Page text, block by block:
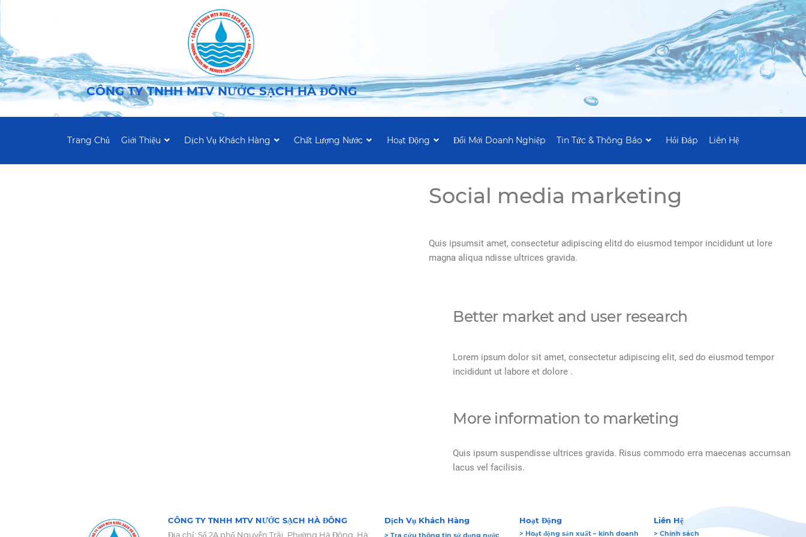
CÔNG TY TNHH MTV NƯỚC SẠCH HÀ ĐÔNG
Trang Chủ Giới Thiệu Dịch Vụ Khách Hàng Chất Lượng Nước Hoạt Động Đổi Mới Doanh Nghiệp Tin Tức & Thông Báo Hỏi Đáp Liên Hệ
Social media marketing
Quis ipsumsit amet, consectetur adipiscing elitd do eiusmod tempor incididunt ut lore
magna aliqua ndisse ultrices gravida.
Better market and user research
Lorem ipsum dolor sit amet, consectetur adipiscing elit, sed do eiusmod tempor
incididunt ut labore et dolore .
More information to marketing
Quis ipsum suspendisse ultrices gravida. Risus commodo erra maecenas accumsan
lacus vel facilisis.
CÔNG TY TNHH MTV NƯỚC SẠCH HÀ ĐÔNG
Địa chỉ: Số 2A phố Nguyễn Trãi, Phường Hà Đông, Hà
Dịch Vụ Khách Hàng
> Tra cứu thông tin sử dụng nước
Hoạt Động
> Hoạt động sản xuất – kinh doanh
Liên Hệ
> Chính sách